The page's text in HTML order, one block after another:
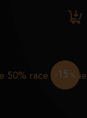
50% race ibérique
-15 %